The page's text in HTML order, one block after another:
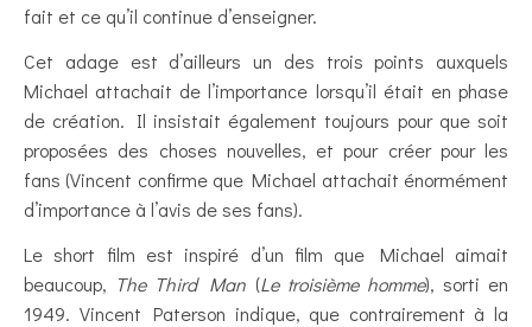
fait et ce qu’il continue d’enseigner.
Cet adage est d’ailleurs un des trois points auxquels
Michael attachait de l’importance lorsqu’il était en phase
de création. Il insistait également toujours pour que soit
proposées des choses nouvelles, et pour créer pour les
fans (Vincent confirme que Michael attachait énormément
d’importance à l’avis de ses fans).
Le short film est inspiré d’un film que Michael aimait
beaucoup, The Third Man (Le troisième homme), sorti en
1949. Vincent Paterson indique, que contrairement à la